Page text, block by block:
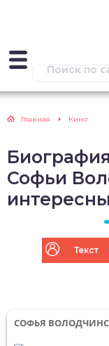
Главная Кино
Софьи
Текст
СОФЬЯ